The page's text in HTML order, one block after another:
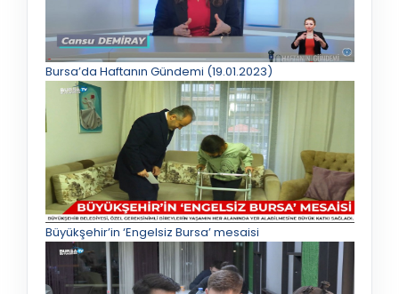
Bursa’da Haftanın Gündemi (19.01.2023)
Büyükşehir’in ‘Engelsiz Bursa’ mesaisi